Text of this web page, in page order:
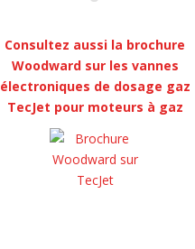
Consultez aussi la brochure
Woodward sur les vannes
électroniques de dosage gaz
TecJet pour moteurs à gaz